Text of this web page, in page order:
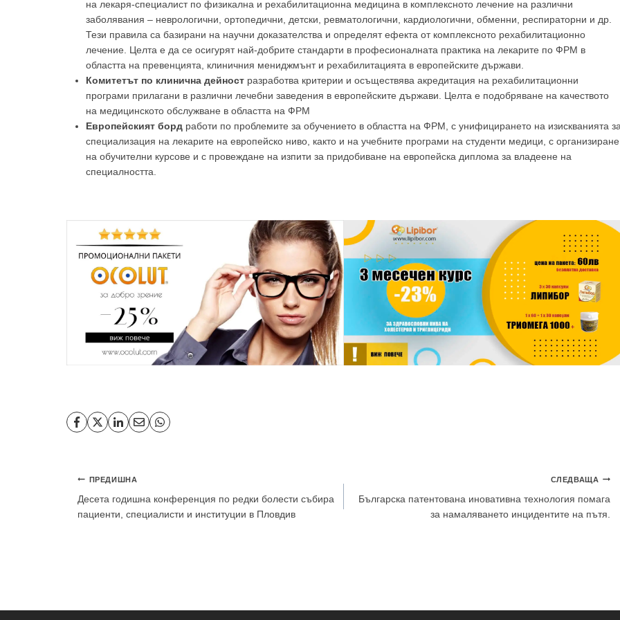
на лекаря-специалист по физикална и рехабилитационна медицина в комплексното лечение на различни
заболявания – неврологични, ортопедични, детски, ревматологични, кардиологични, обменни, респираторни и др.
Тези правила са базирани на научни доказателства и определят ефекта от комплексното рехабилитационно
лечение. Целта е да се осигурят най-добрите стандарти в професионалната практика на лекарите по ФРМ в
областта на превенцията, клиничния мениджмънт и рехабилитацията в европейските държави.
Комитетът по клинична дейност разработва критерии и осъществява акредитация на рехабилитационни
програми прилагани в различни лечебни заведения в европейските държави. Целта е подобряване на качеството
на медицинското обслужване в областта на ФРМ
Европейският борд работи по проблемите за обучението в областта на ФРМ, с унифицирането на изискванията
специализация на лекарите на европейско ниво, както и на учебните програми на студенти медици, с организиране
на обучителни курсове и с провеждане на изпити за придобиване на европейска диплома за владеене на
специалността.
Навигация
ПРЕДИШНА
Десета годишна конференция по редки болести събира
пациенти, специалисти и институции в Пловдив
СЛЕДВАЩА
Българска патентована иновативна технология помага
за намаляването инцидентите на пътя.